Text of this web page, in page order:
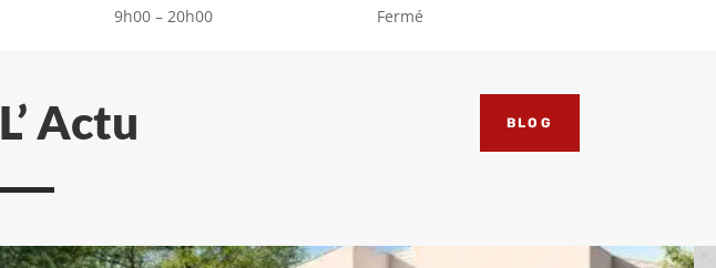
9h00 – 20h00
Fermé
L’ Actu BLOG